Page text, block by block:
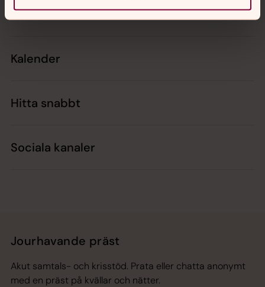
Kontakt
Kalender
Hitta snabbt
Sociala kanaler
Jourhavande präst
Akut samtals- och krisstöd. Prata eller chatta anonymt
med en präst på kvällar och nätter.